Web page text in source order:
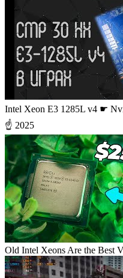
Intel Xeon E3 1285L v4 ☛
☝ 2025
Old Intel Xeons Are the Best